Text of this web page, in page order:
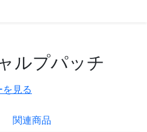
ルプパッチ
を見る
関連商品